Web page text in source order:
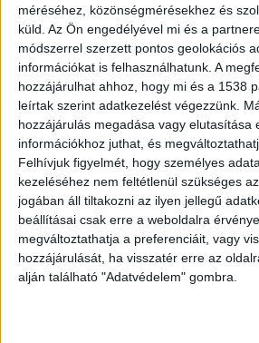
méréséhez, közönségmérésekhez és
küld. Az Ön engedélyével mi és a
módszerrel szerzett pontos geolokációs
információkat is felhasználhatunk. A
hozzájárulhat ahhoz, hogy mi és a 1538
leírtak szerint adatkezelést végezzünk.
hozzájárulás megadása vagy elutasítása
információkhoz juthat, és
Felhívjuk figyelmét, hogy személyes
kezeléséhez nem feltétlenül szükséges
jogában áll tiltakozni az ilyen jellegű
beállításai csak erre a weboldalra
megváltoztathatja a preferenciáit, vagy
hozzájárulását, ha visszatér erre az
alján található "Adatvédelem" gombra.
A legnagyobb harcát vívja
„Egy fiatal vízilabdázó, aki
medencében küzdött a
tehetséges játékosaként,
legnagyobb harcát kell vívnia…
néhány hete veszítette el
mostanra már az Ő élete a tét.
Tűzoltó utcai Gyermekklinika
osztályára kellett cserélnie –
diagnosztizálták!” – írta a